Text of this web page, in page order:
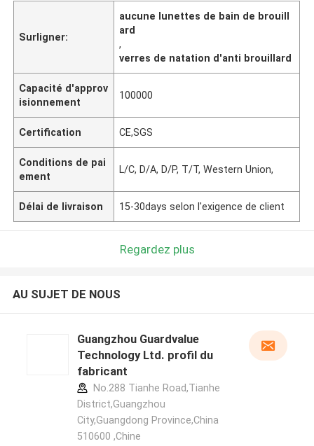
Surligner:
aucune lunettes de bain de brouill
ard
,
verres de natation d'anti brouillard
Capacité d'approv
isionnement
100000
Certification CE,SGS
Conditions de pai
ement
L/C, D/A, D/P, T/T, Western Union,
Délai de livraison 15-30days selon l'exigence de client
Regardez plus
AU SUJET DE NOUS
Guangzhou Guardvalue
Technology Ltd. profil du
fabricant
No.288 Tianhe Road,Tianhe
District,Guangzhou
City,Guangdong Province,China
510600 ,Chine